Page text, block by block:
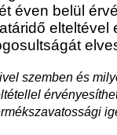
éven belül
elteltével
szemben és